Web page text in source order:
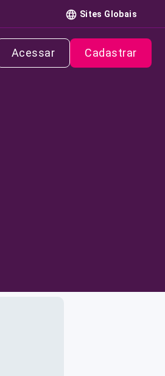
Sites Globais
Acessar Cadastrar